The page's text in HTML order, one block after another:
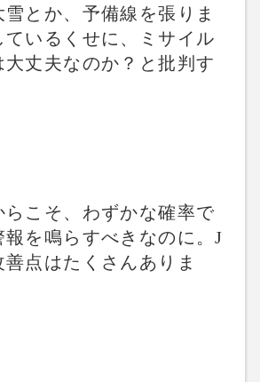
とか、予備線を張りま
ているくせに、ミサイル
丈夫なのか？と批判す
らこそ、わずかな確率で
報を鳴らすべきなのに。J
点はたくさんありま